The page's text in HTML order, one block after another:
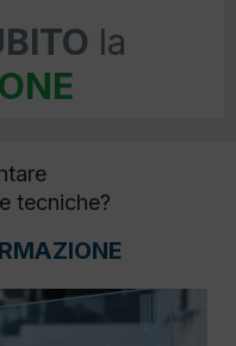
la
tecniche?